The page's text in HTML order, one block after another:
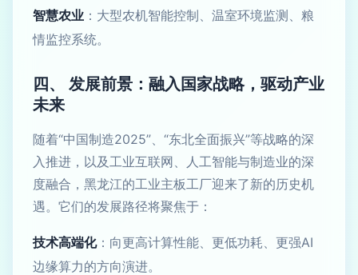
智慧农业 ：大型农机智能控制、温室环境监测、粮
情监控系统。
四、 发展前景：融入国家战略，驱动产业
未来
随着“中国制造2025”、“东北全面振兴”等战略的深
入推进，以及工业互联网、人工智能与制造业的深
度融合，黑龙江的工业主板工厂迎来了新的历史机
遇。它们的发展路径将聚焦于：
技术高端化：向更高计算性能、更低功耗、更强AI
边缘算力的方向演进。